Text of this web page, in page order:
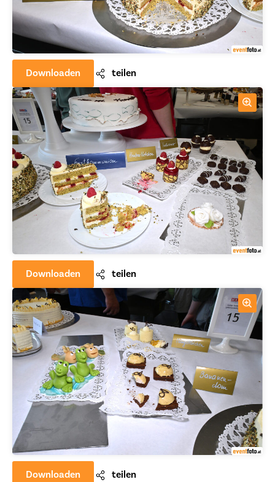
Downloaden teilen
Downloaden teilen
Downloaden teilen